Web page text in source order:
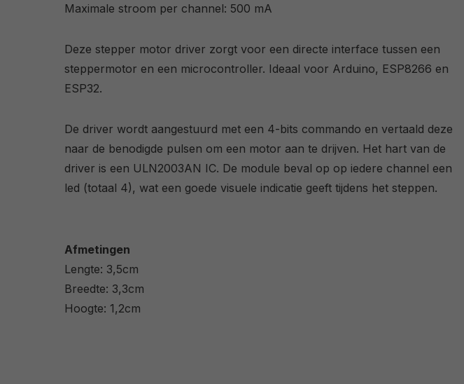
Maximale stroom per channel: 500 mA
Deze stepper motor driver zorgt voor een directe interface tussen een
steppermotor en een microcontroller. Ideaal voor Arduino, ESP8266 en
ESP32.
De driver wordt aangestuurd met een 4-bits commando en vertaald deze
naar de benodigde pulsen om een motor aan te drijven. Het hart van de
driver is een ULN2003AN IC. De module beval op op iedere channel een
led (totaal 4), wat een goede visuele indicatie geeft tijdens het steppen.
Afmetingen
Lengte: 3,5cm
Breedte: 3,3cm
Hoogte: 1,2cm